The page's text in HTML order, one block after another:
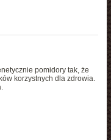
pomidory tak, że
korzystnych dla zdrowia.